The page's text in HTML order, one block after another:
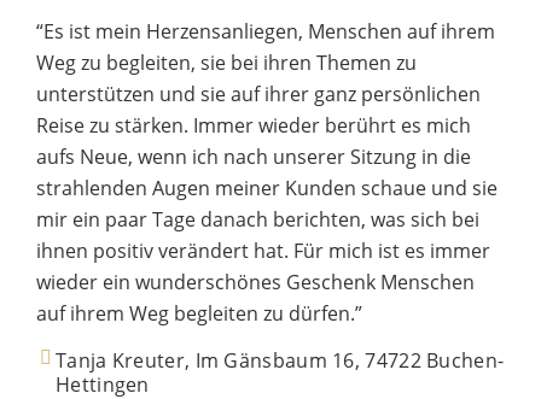
“Es ist mein Herzensanliegen, Menschen auf ihrem
Weg zu begleiten, sie bei ihren Themen zu
unterstützen und sie auf ihrer ganz persönlichen
Reise zu stärken. Immer wieder berührt es mich
aufs Neue, wenn ich nach unserer Sitzung in die
strahlenden Augen meiner Kunden schaue und sie
mir ein paar Tage danach berichten, was sich bei
ihnen positiv verändert hat. Für mich ist es immer
wieder ein wunderschönes Geschenk Menschen
auf ihrem Weg begleiten zu dürfen.”
Tanja Kreuter, Im Gänsbaum 16, 74722 Buchen-
Hettingen